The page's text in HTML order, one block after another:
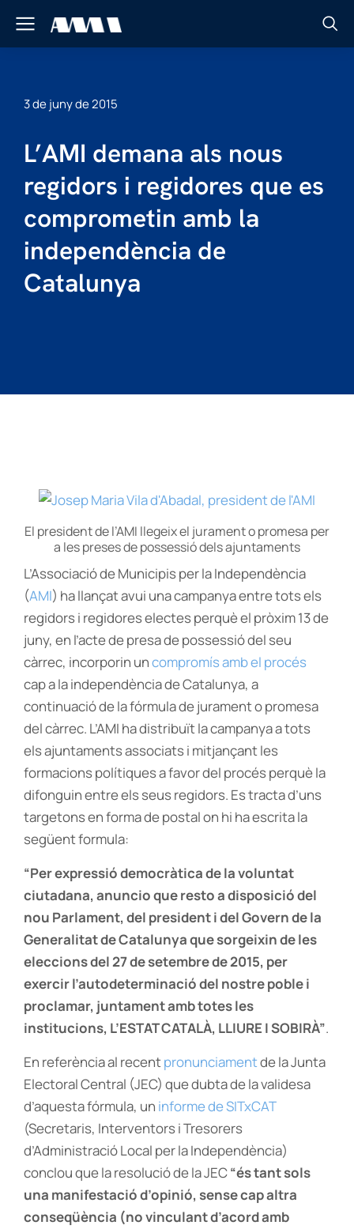
3 de juny de 2015
L’AMI demana als nous
regidors i regidores que es
comprometin amb la
independència de
Catalunya
El president de l’AMI llegeix el jurament o promesa per
a les preses de possessió dels ajuntaments
L’Associació de Municipis per la Independència
(AMI) ha llançat avui una campanya entre tots els
regidors i regidores electes perquè el pròxim 13 de
juny, en l’acte de presa de possessió del seu
càrrec, incorporin uncompromís amb el procés
cap a la independència de Catalunya, a
continuació de la fórmula de jurament o promesa
del càrrec. L’AMI ha distribuït la campanya a tots
els ajuntaments associats i mitjançant les
formacions polítiques a favor del procés perquè la
difonguin entre els seus regidors. Es tracta d’uns
targetons en forma de postal on hi ha escrita la
següent formula:
“Per expressió democràtica de la voluntat
ciutadana, anuncio que resto a disposició del
nou Parlament, del president i del Govern de la
Generalitat de Catalunya que sorgeixin de les
eleccions del 27 de setembre de 2015, per
exercir l’autodeterminació del nostre poble i
proclamar, juntament amb totes les
institucions, L’ESTAT CATALÀ, LLIURE I SOBIRÀ”.
En referència al recentpronunciamentde la Junta
Electoral Central (JEC) que dubta de la validesa
d’aquesta fórmula, un informe de SITxCAT
(Secretaris, Interventors i Tresorers
d’Administració Local per la Independència)
conclou que la resolució de la JEC“és tant sols
una manifestació d’opinió, sense cap altra
conseqüència (no vinculant d’acord amb